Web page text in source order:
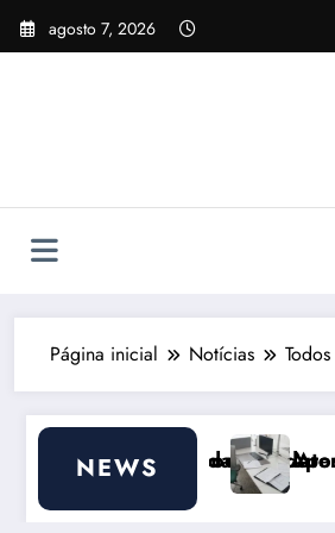
Pular
para
agosto 7, 2026
Página inicial Notícias
NEWS
Portugal 2026: Efeitos